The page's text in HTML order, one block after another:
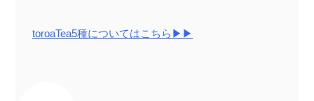
toroaTea5種についてはこちら▶︎▶︎